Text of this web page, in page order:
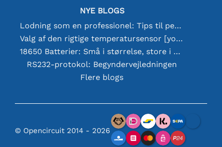
NYE BLOGS
Lodning som en professionel: Tips til perfekte elektroniske forbindelser
Valg af den rigtige temperatursensor [youtube]
18650 Batterier: Små i størrelse, store i ydeevne
RS232-protokol: Begyndervejledningen
Flere blogs
© Opencircuit 2014 - 2026